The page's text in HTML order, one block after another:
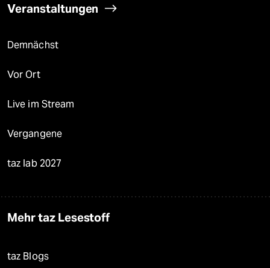
Veranstaltungen
Demnächst
Vor Ort
Live im Stream
Vergangene
taz lab 2027
Mehr taz Lesestoff
taz Blogs